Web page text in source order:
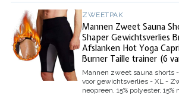
ZWEETPAK
Mannen Zweet Sauna
Shaper Gewichtsverlies
Afslanken Hot Yoga
Burner Taille trainer (6
Mannen zweet sauna shorts
voor gewichtsverlies - XL -
neopreen, 15% polyester, 15%